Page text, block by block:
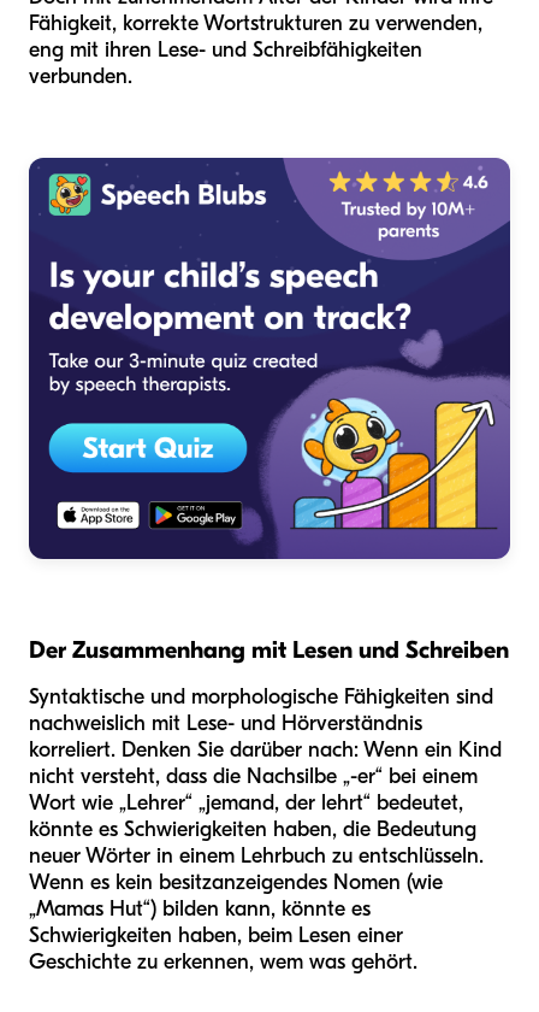
Fähigkeit, korrekte Wortstrukturen zu verwenden,
eng mit ihren Lese- und Schreibfähigkeiten
verbunden.
Der Zusammenhang mit Lesen und Schreiben
Syntaktische und morphologische Fähigkeiten sind
nachweislich mit Lese- und Hörverständnis
korreliert. Denken Sie darüber nach: Wenn ein Kind
nicht versteht, dass die Nachsilbe „-er“ bei einem
Wort wie „Lehrer“ „jemand, der lehrt“ bedeutet,
könnte es Schwierigkeiten haben, die Bedeutung
neuer Wörter in einem Lehrbuch zu entschlüsseln.
Wenn es kein besitzanzeigendes Nomen (wie
„Mamas Hut“) bilden kann, könnte es
Schwierigkeiten haben, beim Lesen einer
Geschichte zu erkennen, wem was gehört.